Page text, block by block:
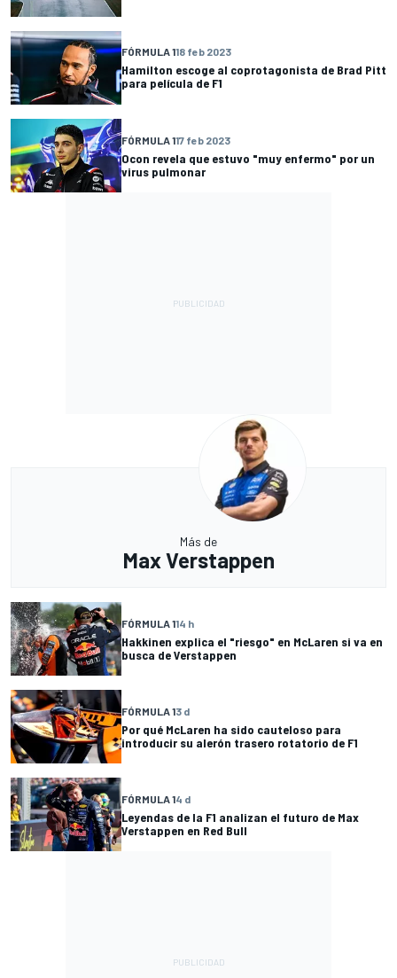
FÓRMULA 118 feb 2023
Hamilton escoge al coprotagonista de Brad Pitt
para película de F1
FÓRMULA 117 feb 2023
Ocon revela que estuvo "muy enfermo" por un
virus pulmonar
Más de
Max Verstappen
FÓRMULA 114 h
Hakkinen explica el "riesgo" en McLaren si va en
busca de Verstappen
FÓRMULA 13 d
Por qué McLaren ha sido cauteloso para
introducir su alerón trasero rotatorio de F1
FÓRMULA 14 d
Leyendas de la F1 analizan el futuro de Max
Verstappen en Red Bull